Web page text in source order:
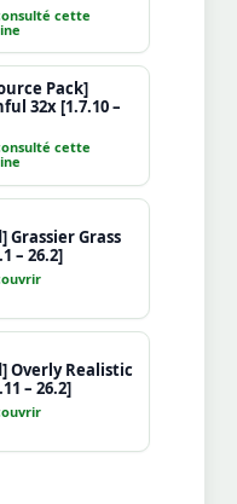
cette
Pack]
32x [1.7.10 –
cette
Grassier Grass
– 26.2]
Overly Realistic
– 26.2]